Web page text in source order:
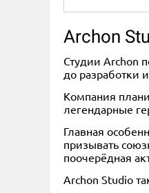
2 20-30
2-4 60-90
Archon
Студии Archon
до разработки
Компания
легендарные
Главная
призывать
поочерёдная
Archon Studio